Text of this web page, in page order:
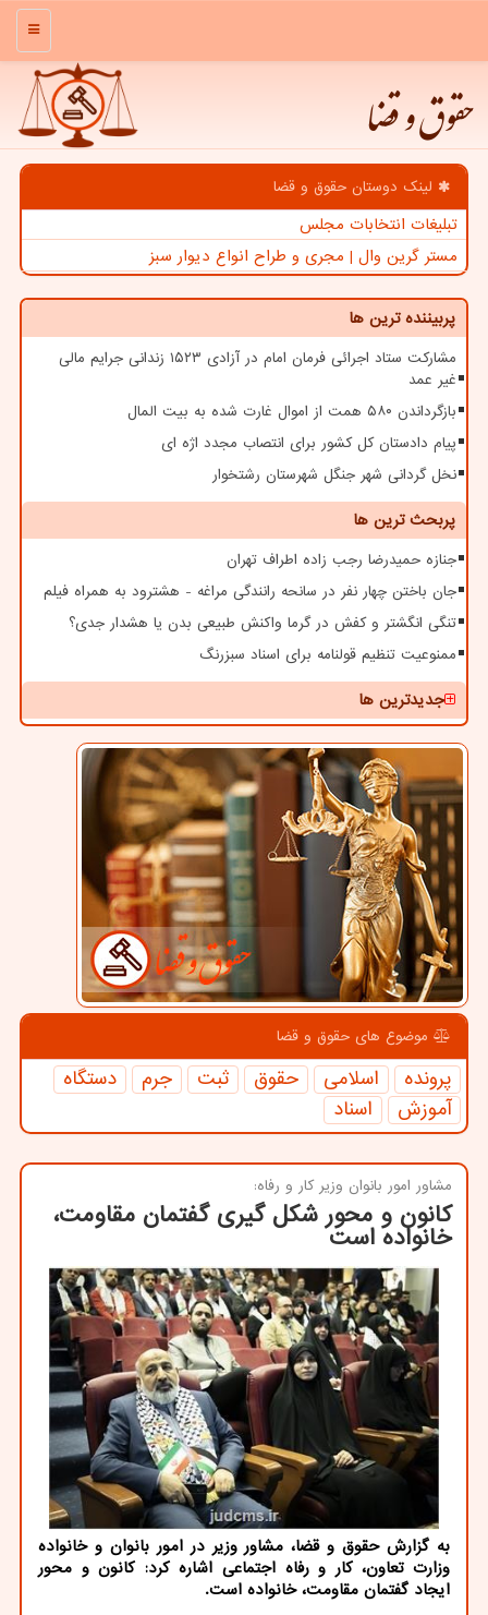
منو
حقوق و قضا
لینک دوستان حقوق و قضا
تبلیغات انتخابات مجلس
مستر گرین وال | مجری و طراح انواع دیوار سبز
پربیننده ترین ها
مشارکت ستاد اجرائی فرمان امام در آزادی ۱۵۲۳ زندانی جرایم مالی
غیر عمد
بازگرداندن ۵۸۰ همت از اموال غارت شده به بیت المال
پیام دادستان کل کشور برای انتصاب مجدد اژه ای
نخل گردانی شهر جنگل شهرستان رشتخوار
پربحث ترین ها
جنازه حمیدرضا رجب زاده اطراف تهران
جان باختن چهار نفر در سانحه رانندگی مراغه - هشترود به همراه فیلم
تنگی انگشتر و کفش در گرما واکنش طبیعی بدن یا هشدار جدی؟
ممنوعیت تنظیم قولنامه برای اسناد سبزرنگ
جدیدترین ها
موضوع های حقوق و قضا
پرونده اسلامی حقوق ثبت جرم
دستگاه
آموزش
اسناد
مشاور امور بانوان وزیر كار و رفاه:
کانون و محور شکل گیری گفتمان مقاومت،
خانواده است
به گزارش حقوق و قضا، مشاور وزیر در امور بانوان و خانواده
وزارت تعاون، کار و رفاه اجتماعی اشاره کرد: کانون و محور
ایجاد گفتمان مقاومت، خانواده است.